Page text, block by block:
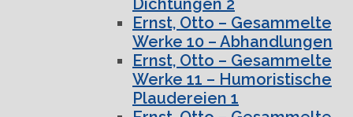
Dichtungen 2
Ernst, Otto – Gesammelte
Werke 10 – Abhandlungen
Ernst, Otto – Gesammelte
Werke 11 – Humoristische
Plaudereien 1